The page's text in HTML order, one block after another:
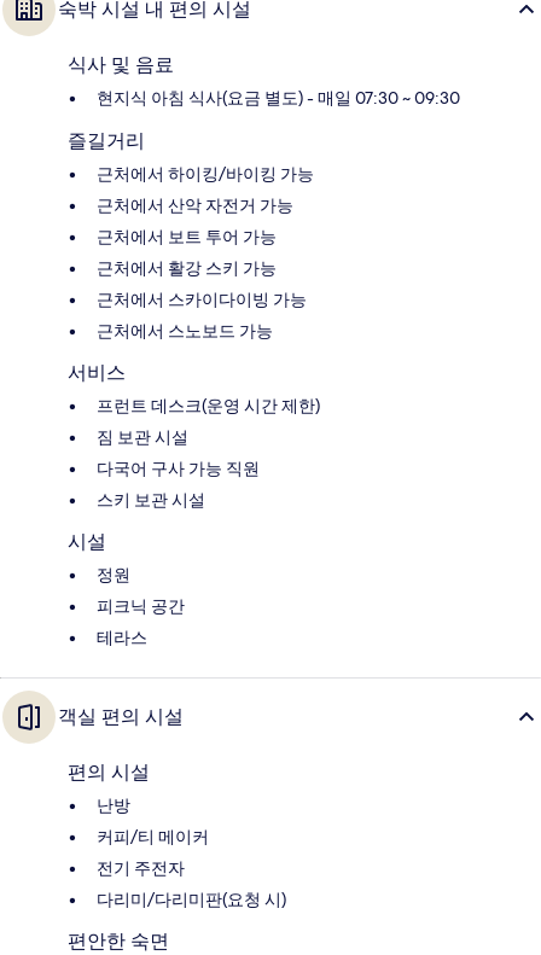
숙박 시설 내 편의 시설
식사 및 음료
현지식 아침 식사(요금 별도) - 매일 07:30 ~ 09:30
즐길거리
근처에서 하이킹/바이킹 가능
근처에서 산악 자전거 가능
근처에서 보트 투어 가능
근처에서 활강 스키 가능
근처에서 스카이다이빙 가능
근처에서 스노보드 가능
서비스
프런트 데스크(운영 시간 제한)
짐 보관 시설
다국어 구사 가능 직원
스키 보관 시설
시설
정원
피크닉 공간
테라스
객실 편의 시설
편의 시설
난방
커피/티 메이커
전기 주전자
다리미/다리미판(요청 시)
편안한 숙면